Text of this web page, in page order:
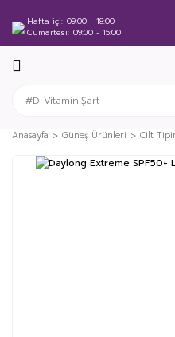
Hafta içi 09:00 - 18:00
Cumartesi 09:00 - 15:00
Anasayfa Güneş Ürünleri Cilt